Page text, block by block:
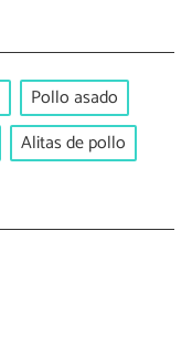
Pollo asado
Alitas de pollo